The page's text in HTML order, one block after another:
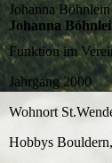
Johanna Böhnlein
Johanna
Funktion im
Jahrgang2000
Wohnort
Hobbys